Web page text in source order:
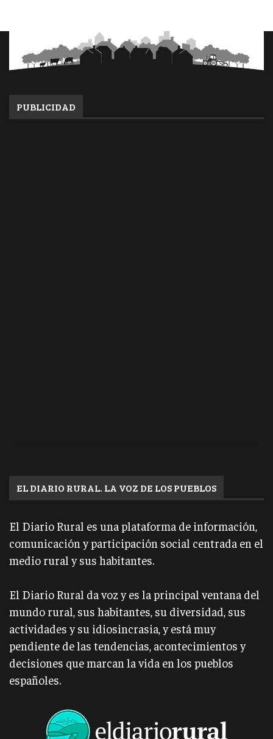
PUBLICIDAD
EL DIARIO RURAL. LA VOZ DE LOS PUEBLOS
El Diario Rural es una plataforma de información,
comunicación y participación social centrada en el
medio rural y sus habitantes.
El Diario Rural da voz y es la principal ventana del
mundo rural, sus habitantes, su diversidad, sus
actividades y su idiosincrasia, y está muy
pendiente de las tendencias, acontecimientos y
decisiones que marcan la vida en los pueblos
españoles.